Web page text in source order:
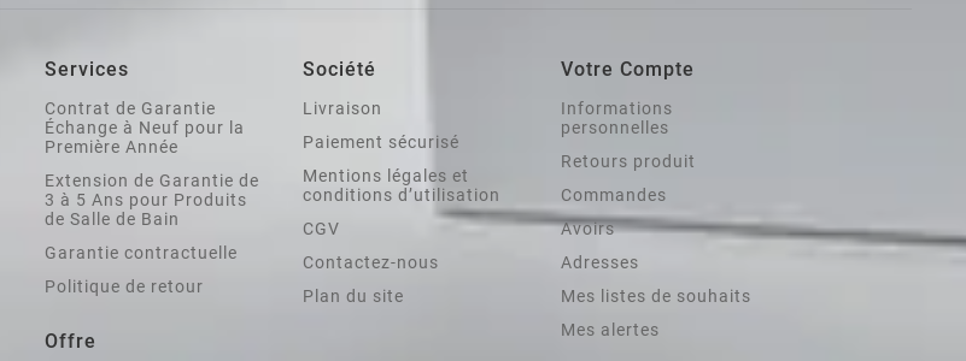
Services
Contrat de Garantie
Échange à Neuf pour la
Première Année
Extension de Garantie de
3 à 5 Ans pour Produits
de Salle de Bain
Garantie contractuelle
Politique de retour
Offre
Société
Livraison
Paiement sécurisé
Mentions légales et
conditions d’utilisation
CGV
Contactez-nous
Plan du site
Votre Compte
Informations
personnelles
Retours produit
Commandes
Avoirs
Adresses
Mes listes de souhaits
Mes alertes